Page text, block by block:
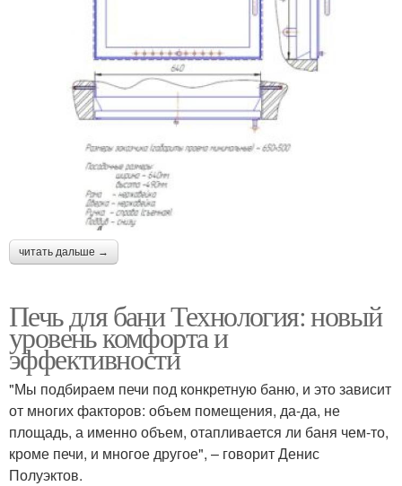
читать дальше →
Печь для бани Технология: новый
уровень комфорта и
эффективности
"Мы подбираем печи под конкретную баню, и это зависит
от многих факторов: объем помещения, да-да, не
площадь, а именно объем, отапливается ли баня чем-то,
кроме печи, и многое другое", – говорит Денис
Полуэктов.